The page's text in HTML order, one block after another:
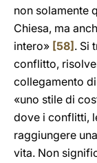
non solamente
Chiesa, ma
intero» [58] . Si
conflitto,
collegamento
«uno stile di
dove i conflitti,
raggiungere
vita. Non